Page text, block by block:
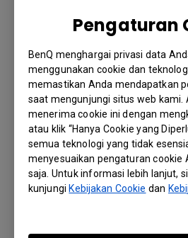
Pengaturan
BenQ menghargai privasi data
menggunakan cookie dan
memastikan Anda mendapatkan
saat mengunjungi situs web kami.
menerima cookie ini dengan
atau klik “Hanya Cookie yang
semua teknologi yang tidak
menyesuaikan pengaturan cookie
saja. Untuk informasi lebih lanjut,
kunjungiKebijakan Cookie dan
RJ-45
Control interface
In | Out